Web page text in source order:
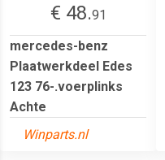
€ 48.91
mercedes-benz
Plaatwerkdeel Edes
123 76-.voerplinks
Achte
Winparts.nl